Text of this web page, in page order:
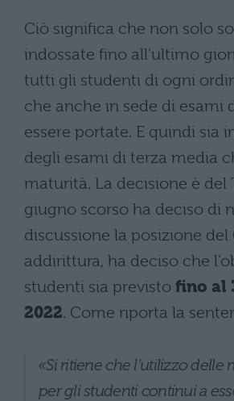
Ciò significa che non solo
indossate fino all’ultimo
tutti gli studenti di ogni
che anche in sede di esami
essere portate. E quindi sia
degli esami di terza media
maturità. La decisione è del
giugno scorso ha deciso di
discussione la posizione del
addirittura, ha deciso che
studenti sia previsto fino al
2022. Come riporta la
«Si ritiene che l’utilizzo delle
per gli studenti continui a